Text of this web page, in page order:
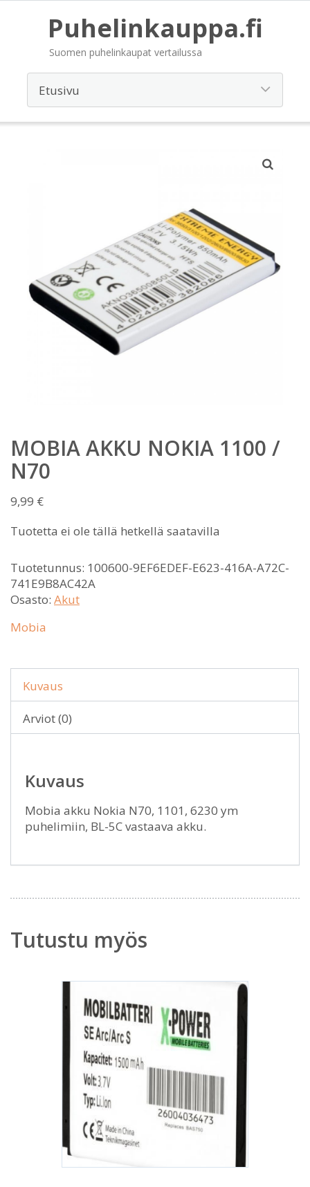
Puhelinkauppa.fi
Suomen puhelinkaupat vertailussa
MOBIA AKKU NOKIA 1100 /
N70
9,99 €
Tuotetta ei ole tällä hetkellä saatavilla
Tuotetunnus: 100600-9EF6EDEF-E623-416A-A72C-
741E9B8AC42A
Osasto: Akut
Mobia
Kuvaus
Arviot (0)
Kuvaus
Mobia akku Nokia N70, 1101, 6230 ym
puhelimiin, BL-5C vastaava akku.
Tutustu myös